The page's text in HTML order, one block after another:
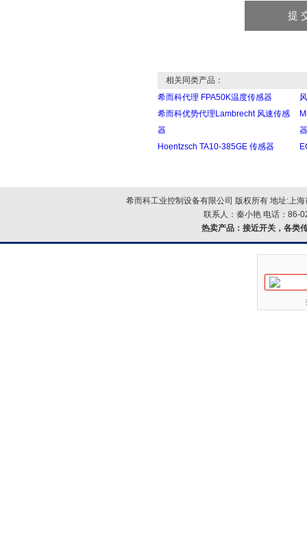
相关同类产品：
希而科代理 FPA50K温度传感器
希而科优势代理Lambrecht 风速传感
器
器
Hoentzsch TA10-385GE 传感器
希而科工业控制设备有限公司 版权所有 地址:上
联系人：秦小艳 电话：86-
热卖产品： 接近开关，各类